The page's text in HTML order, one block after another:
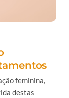
feminina,
destas